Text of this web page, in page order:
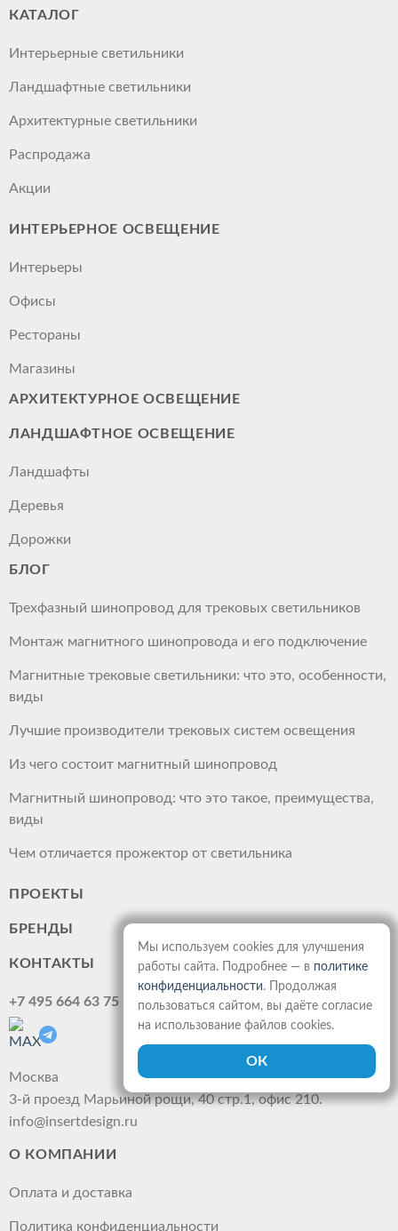
КАТАЛОГ
Интерьерные светильники
Ландшафтные светильники
Архитектурные светильники
Распродажа
Акции
ИНТЕРЬЕРНОЕ ОСВЕЩЕНИЕ
Интерьеры
Офисы
Рестораны
Магазины
АРХИТЕКТУРНОЕ ОСВЕЩЕНИЕ
ЛАНДШАФТНОЕ ОСВЕЩЕНИЕ
Ландшафты
Деревья
Дорожки
БЛОГ
Трехфазный шинопровод для трековых светильников
Монтаж магнитного шинопровода и его подключение
Магнитные трековые светильники: что это, особенности,
виды
Лучшие производители трековых систем освещения
Из чего состоит магнитный шинопровод
Магнитный шинопровод: что это такое, преимущества,
виды
Чем отличается прожектор от светильника
ПРОЕКТЫ
БРЕНДЫ
КОНТАКТЫ
+7 495 664 63 75
Москва
3-й проезд Марьиной рощи, 40 стр.1, офис 210.
info@insertdesign.ru
О КОМПАНИИ
Оплата и доставка
Политика конфиденциальности
Мы используем cookies для улучшения
работы сайта. Подробнее — в политике
конфиденциальности. Продолжая
пользоваться сайтом, вы даёте согласие
на использование файлов cookies.